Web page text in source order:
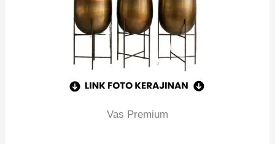
Vas Premium